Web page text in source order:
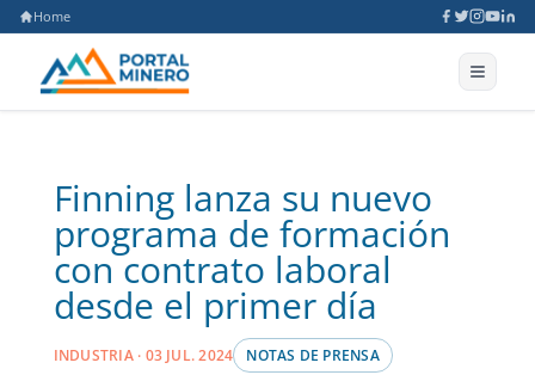
Home
Finning lanza su nuevo
programa de formación
con contrato laboral
desde el primer día
INDUSTRIA · 03 JUL. 2024 NOTAS DE PRENSA